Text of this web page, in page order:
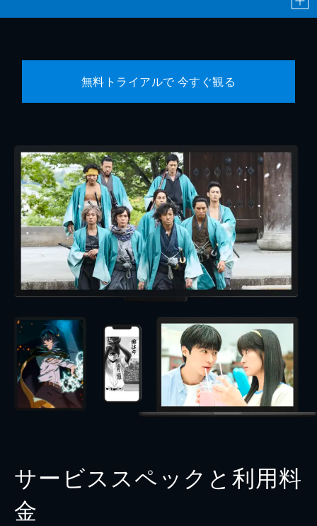
無料トライアルで 今すぐ観る
サービススペックと利用料
金